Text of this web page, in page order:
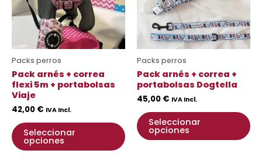
Packs perros
Pack arnés + correa
flexi 5m + portabolsas
Viaje
42,00 € IVA Incl.
Seleccionar
opciones
Las
opciones
se
elegir
página
producto
Packs perros
Pack arnés + correa +
portabolsas Dogtella
45,00 € IVA Incl.
Seleccionar
opciones
se
de